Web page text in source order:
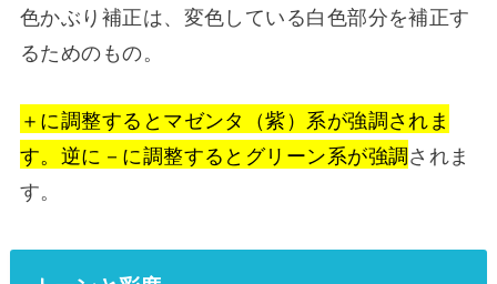
色かぶり補正は、変色している白色部分を補正す
るためのもの。
＋に調整するとマゼンタ（紫）系が強調されま
す。逆に－に調整するとグリーン系が強調されま
す。